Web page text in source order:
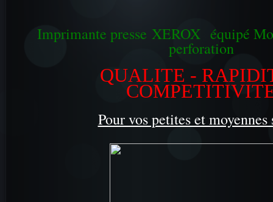
Imprimante presse XEROX équipé
perforation
QUALITE -
Pour vos petites et moyennes